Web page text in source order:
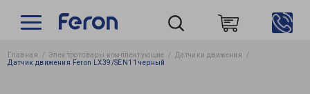
Главная Электротовары комплектующие
Датчики движения
Датчик движения Feron LX39/SEN11 черный